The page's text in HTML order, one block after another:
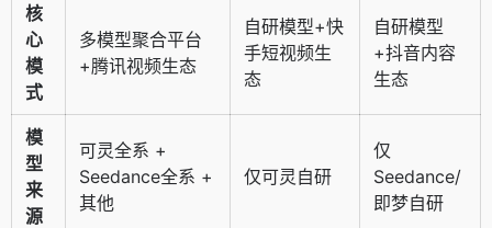
核
心
模
式
多模型聚合平台
+腾讯视频生态
自研模型+快
手短视频生
态
自研模型
+抖音内容
生态
模
型
来
源
可灵全系 +
Seedance全系 +
其他
仅可灵自研
仅
Seedance/
即梦自研